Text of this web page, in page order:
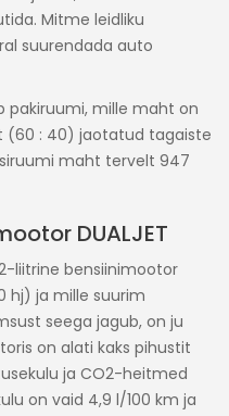
Mitme leidliku
suurendada auto
pakiruumi, mille maht on
(60 : 40) jaotatud tagaiste
maht tervelt 947
DUALJET
liitrine bensiinimootor
hj) ja mille suurim
seega jagub, on ju
on alati kaks pihustit
ja CO2-heitmed
on vaid 4,9 l/100 km ja